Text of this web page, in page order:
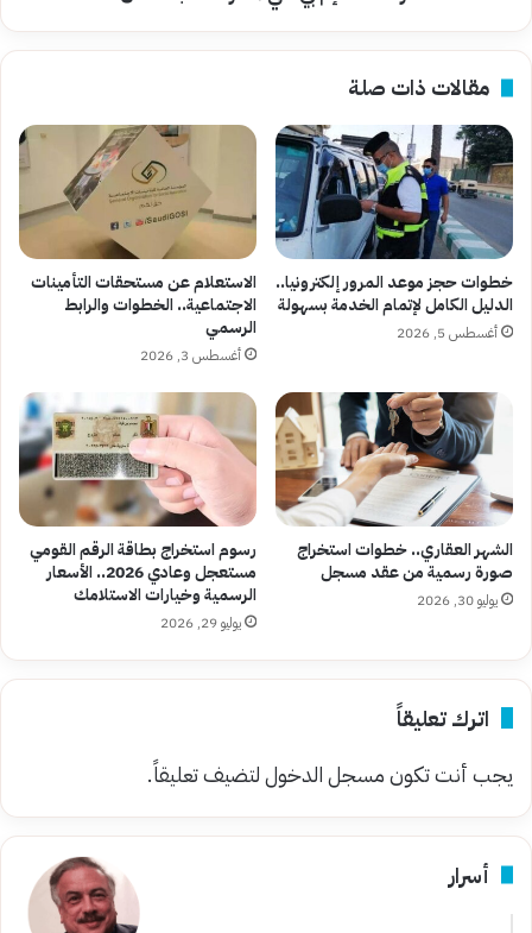
مقالات ذات صلة
خطوات حجز موعد المرور إلكترونيا..
الدليل الكامل لإتمام الخدمة بسهولة
أغسطس 5, 2026
الاستعلام عن مستحقات التأمينات
الاجتماعية.. الخطوات والرابط
الرسمي
أغسطس 3, 2026
الشهر العقاري.. خطوات استخراج
صورة رسمية من عقد مسجل
يوليو 30, 2026
رسوم استخراج بطاقة الرقم القومي
مستعجل وعادي 2026.. الأسعار
الرسمية وخيارات الاستلامك
يوليو 29, 2026
اترك تعليقاً
يجب أنت تكونمسجل الدخوللتضيف تعليقاً.
أسرار